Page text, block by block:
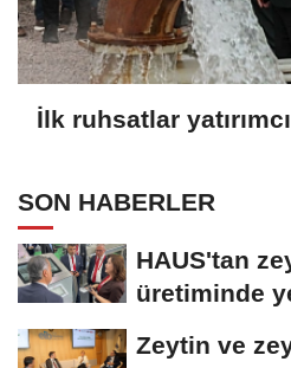
İlk ruhsatlar
SON HABERLER
HAUS'tan
üretiminde
Zeytin ve